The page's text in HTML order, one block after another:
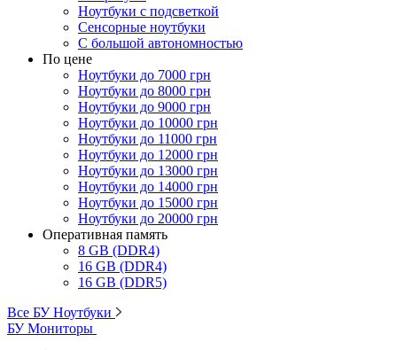
Ноутбуки с подсветкой
Сенсорные ноутбуки
С большой автономностью
По цене
Ноутбуки до 7000 грн
Ноутбуки до 8000 грн
Ноутбуки до 9000 грн
Ноутбуки до 10000 грн
Ноутбуки до 11000 грн
Ноутбуки до 12000 грн
Ноутбуки до 13000 грн
Ноутбуки до 14000 грн
Ноутбуки до 15000 грн
Ноутбуки до 20000 грн
Оперативная память
8 GB (DDR4)
16 GB (DDR4)
16 GB (DDR5)
Все БУ Ноутбуки
БУ Мониторы